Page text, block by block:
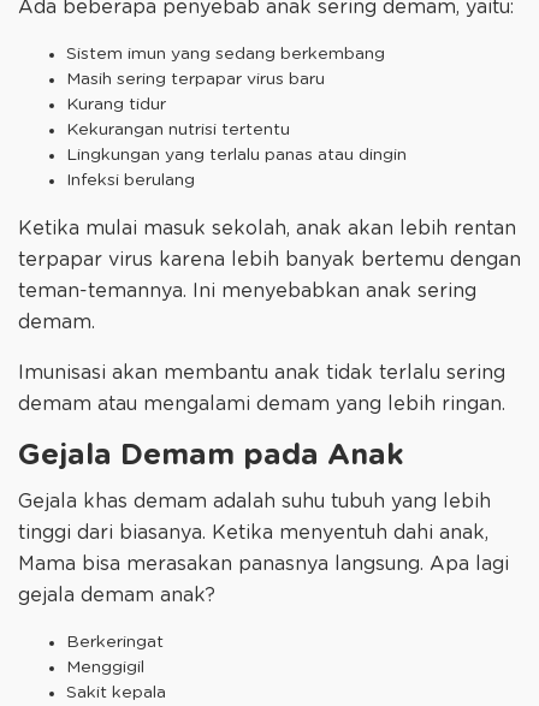
Ada beberapa penyebab anak sering demam, yaitu:
Sistem imun yang sedang berkembang
Masih sering terpapar virus baru
Kurang tidur
Kekurangan nutrisi tertentu
Lingkungan yang terlalu panas atau dingin
Infeksi berulang
Ketika mulai masuk sekolah, anak akan lebih rentan
terpapar virus karena lebih banyak bertemu dengan
teman-temannya. Ini menyebabkan anak sering
demam.
Imunisasi akan membantu anak tidak terlalu sering
demam atau mengalami demam yang lebih ringan.
Gejala Demam pada Anak
Gejala khas demam adalah suhu tubuh yang lebih
tinggi dari biasanya. Ketika menyentuh dahi anak,
Mama bisa merasakan panasnya langsung. Apa lagi
gejala demam anak?
Berkeringat
Menggigil
Sakit kepala